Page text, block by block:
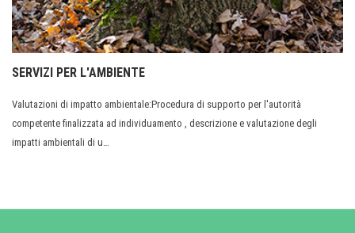
SERVIZI PER L'AMBIENTE
Valutazioni di impatto ambientale:Procedura di supporto per l'autorità
competente finalizzata ad individuamento , descrizione e valutazione degli
impatti ambientali di u…